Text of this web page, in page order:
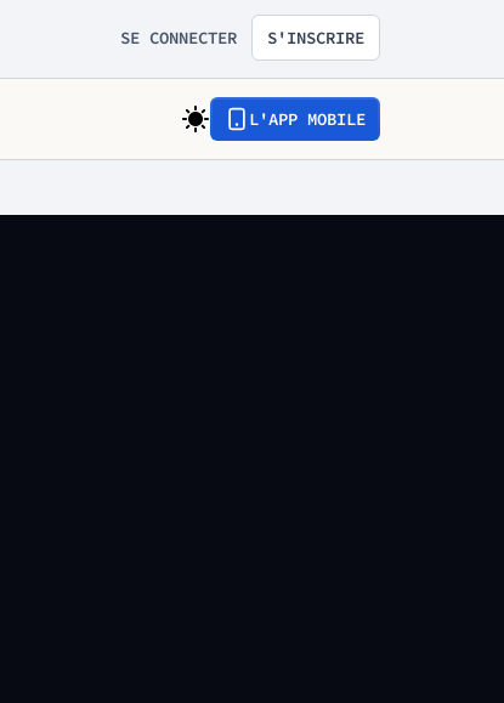
SE CONNECTER S'INSCRIRE
L'APP MOBILE